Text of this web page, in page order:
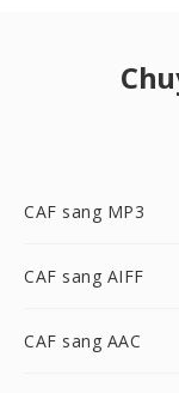
CAF sang MP3
CAF sang AIFF
CAF sang AAC